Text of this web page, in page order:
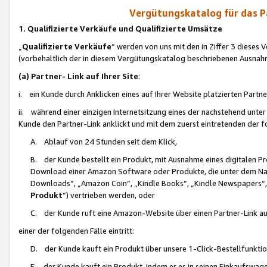
Vergütungskatalog für das
1. Qualifizierte Verkäufe und Qualifizierte Umsätze
Qualifizierte Verkäufe“ werden von uns mit den in Ziffer 3
(vorbehaltlich der in diesem Vergütungskatalog beschriebenen
(a) Partner- Link auf Ihrer Site:
i. ein Kunde durch Anklicken eines auf Ihrer Website platzierten
ii. während einer einzigen Internetsitzung eines der nachstehend
Kunde den Partner-Link anklickt und mit dem zuerst eintretenden der
A. Ablauf von 24 Stunden seit dem Klick,
B. der Kunde bestellt ein Produkt, mit Ausnahme eines digitalen
Download einer Amazon Software oder Produkte, die unter dem
Downloads“, „Amazon Coin“, „Kindle Books“, „Kindle
Produkt“) vertrieben werden, oder
C. der Kunde ruft eine Amazon-Website über einen Partner-Link
einer der folgenden Fälle eintritt:
D. der Kunde kauft ein Produkt über unsere 1-Click-